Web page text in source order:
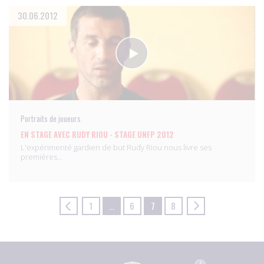
30.06.2012
Portraits de joueurs
EN STAGE AVEC RUDY RIOU - STAGE UNFP 2012
L'expérimenté gardien de but Rudy Riou nous livre ses
premières…
1 6 7 8